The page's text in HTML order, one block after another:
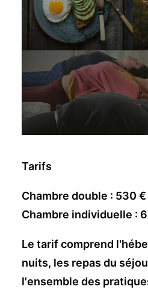
Tarifs
Chambre double : 530
Chambre individuelle :
Le tarif comprend
nuits, les repas du
l'ensemble des